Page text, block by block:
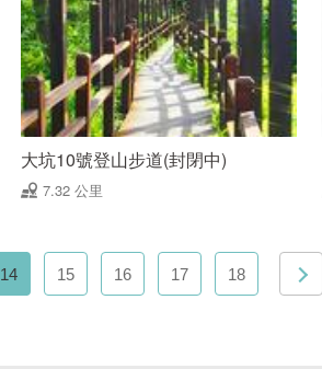
大坑10號登山步道(封閉中)
7.32 公里
14 15 16 17 18